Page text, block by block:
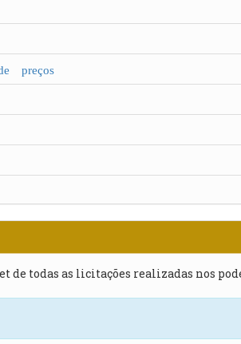
preços
de todas as licitações realizadas nos